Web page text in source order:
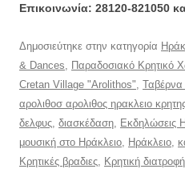
Επικοινωνία: 28120-821050
Δημοσιεύτηκε στην κατηγορία
& Dances
Παραδοσιακό Κρητικό
Cretan Village "Arolithos"
αρολιθοσ αρολιθος ηρακλειο
δελφυς διασκέδαση Εκδηλώσεις
μουσική στο Ηράκλειο
Ηράκλειο
Κρητικές βραδιες
Κρητική διατροφή